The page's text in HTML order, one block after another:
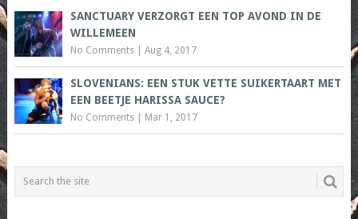
SANCTUARY VERZORGT EEN TOP AVOND IN DE
WILLEMEEN
No Comments| Aug 4, 2017
SLOVENIANS: EEN STUK VETTE SUIKERTAART MET
EEN BEETJE HARISSA SAUCE?
No Comments| Mar 1, 2017